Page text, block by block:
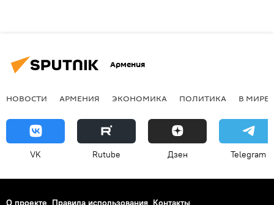
Армения
НОВОСТИ АРМЕНИЯ ЭКОНОМИКА ПОЛИТИКА В МИРЕ
VK Rutube Дзен Telegram
О проекте Правила использования Контакты